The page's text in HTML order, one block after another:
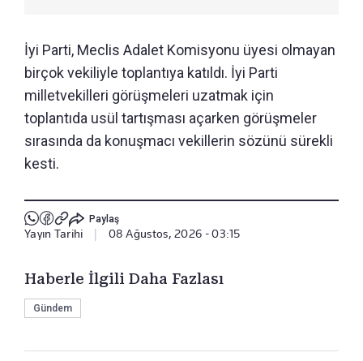
İyi Parti, Meclis Adalet Komisyonu üyesi olmayan
birçok vekiliyle toplantıya katıldı. İyi Parti
milletvekilleri görüşmeleri uzatmak için
toplantıda usül tartışması açarken görüşmeler
sırasında da konuşmacı vekillerin sözünü sürekli
kesti.
Paylaş
Yayın Tarihi 08 Ağustos, 2026 - 03:15
Haberle İlgili Daha Fazlası
Gündem